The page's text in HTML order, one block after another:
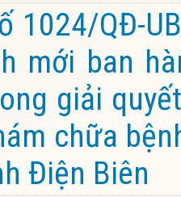
1024/QĐ-
mới ban
giải
chữa
Điện Biên